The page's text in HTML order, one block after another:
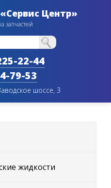
Центр»
запчастей
22-44
79-53
шоссе, 3
жидкости